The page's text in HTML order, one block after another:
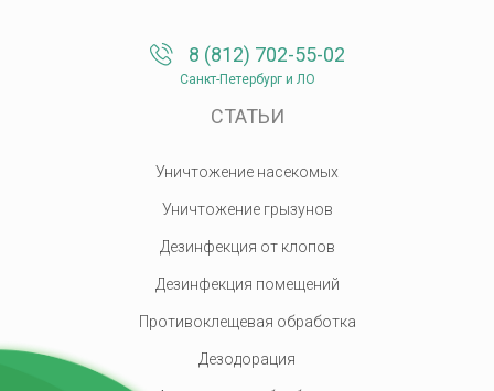
СТАТЬИ
8 (812) 702-55-02
Санкт-Петербург и ЛО
Уничтожение насекомых
Уничтожение грызунов
Дезинфекция от клопов
Дезинфекция помещений
Противоклещевая обработка
Дезодорация